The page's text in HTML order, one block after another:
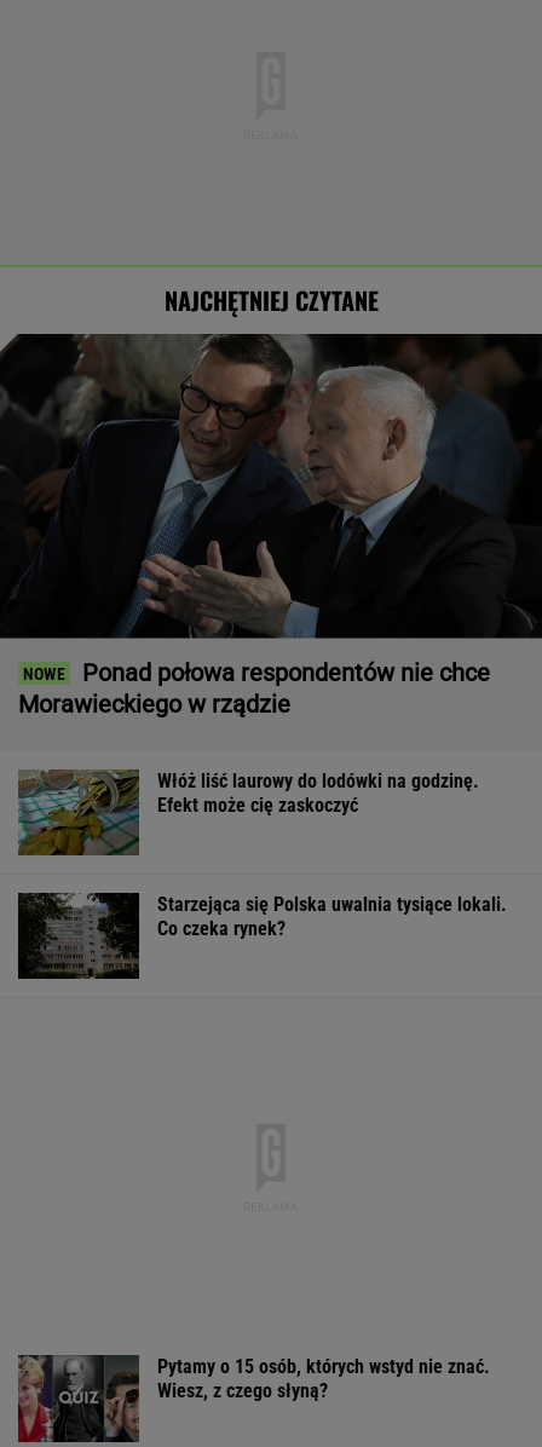
NAJCHĘTNIEJ CZYTANE
Ponad połowa respondentów nie chce
Morawieckiego w rządzie
Włóż liść laurowy do lodówki na godzinę.
Efekt może cię zaskoczyć
Starzejąca się Polska uwalnia tysiące lokali.
Co czeka rynek?
Pytamy o 15 osób, których wstyd nie znać.
Wiesz, z czego słyną?